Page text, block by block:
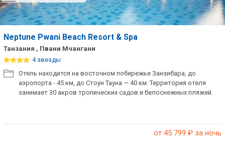
Neptune Pwani Beach Resort & Spa
Танзания , Пвани Мчангани
4 звезды
Отель находится на восточном побережье Занзибара, до
аэропорта - 45 км, до Стоун Тауна — 40 км. Территория отеля
занимает 30 акров тропических садов и белоснежных пляжей.
от 45 799 ₽ за ночь